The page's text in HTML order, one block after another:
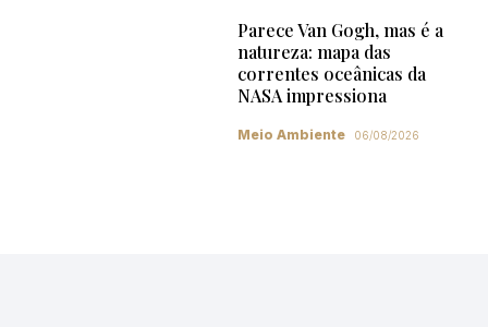
Parece Van Gogh, mas é a
natureza: mapa das
correntes oceânicas da
NASA impressiona
Meio Ambiente 06/08/2026